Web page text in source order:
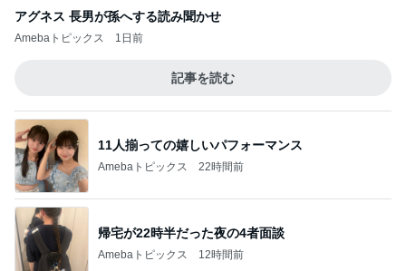
アグネス 長男が孫へする読み聞かせ
Amebaトピックス 1日前
記事を読む
11人揃っての嬉しいパフォーマンス
Amebaトピックス 22時間前
帰宅が22時半だった夜の4者面談
Amebaトピックス 12時間前